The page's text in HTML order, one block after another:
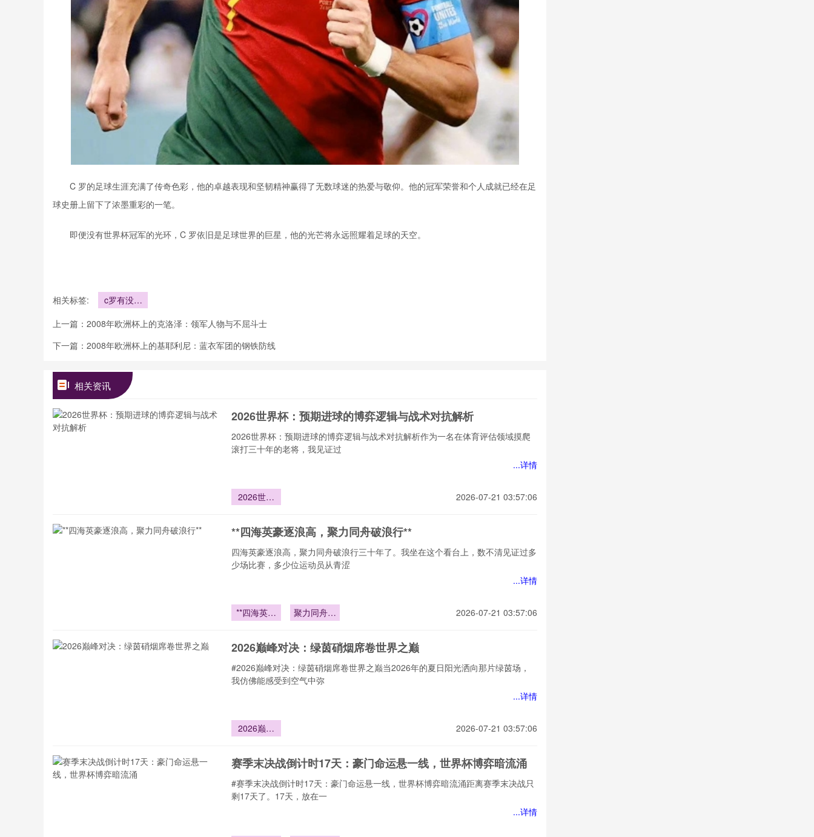
C 罗的足球生涯充满了传奇色彩，他的卓越表现和坚韧精神赢得了无数球迷的热爱与敬仰。他的冠军荣誉和个人成就已经在足
球史册上留下了浓墨重彩的一笔。
即便没有世界杯冠军的光环， C 罗依旧是足球世界的巨星，他的光芒将永远照耀着足球的天空。
相关标签:
c罗有没有
世界杯冠军
上一篇： 2008年欧洲杯上的克洛泽：领军人物与不屈斗士
下一篇： 2008年欧洲杯上的基耶利尼：蓝衣军团的钢铁防线
相关资讯
2026世界杯：预期进球的博弈逻辑与战术对抗解析
2026世界杯：预期进球的博弈逻辑与战术对抗解析作为一名在体育评估领域摸爬
滚打三十年的老将，我见证过
...详情
2026世界
杯：预期进
辑与战术对
抗解析
2026-07-21 03:57:06
**四海英豪逐浪高，聚力同舟破浪行**
四海英豪逐浪高，聚力同舟破浪行三十年了。我坐在这个看台上，数不清见证过多
少场比赛，多少位运动员从青涩
...详情
**四海英豪
逐浪高
聚力同舟破
浪行**
2026-07-21 03:57:06
2026巅峰对决：绿茵硝烟席卷世界之巅
#2026巅峰对决：绿茵硝烟席卷世界之巅当2026年的夏日阳光洒向那片绿茵场，
我仿佛能感受到空气中弥
...详情
2026巅峰
对决：绿茵
界之巅
2026-07-21 03:57:06
赛季末决战倒计时17天：豪门命运悬一线，世界杯博弈暗流涌
#赛季末决战倒计时17天：豪门命运悬一线，世界杯博弈暗流涌距离赛季末决战只
剩17天了。17天，放在一
...详情